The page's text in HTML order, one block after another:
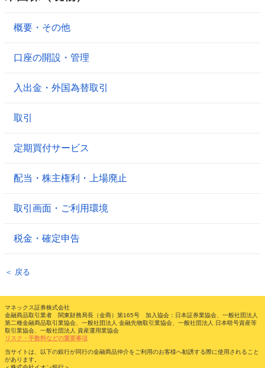
概要・その他
口座の開設・管理
入出金・外国為替取引
取引
定期買付サービス
配当・株主権利・上場廃止
取引画面・ご利用環境
税金・確定申告
＜ 戻る
マネックス証券株式会社
金融商品取引業者 関東財務局長（金商）第165号 加入協会：日本証券業協会、一般社団法人
第二種金融商品取引業協会、一般社団法人 金融先物取引業協会、一般社団法人 日本暗号資産等
取引業協会、一般社団法人 資産運用業協会
リスク・手数料などの重要事項
当サイトは、以下の銀行が同行の金融商品仲介をご利用のお客様へ勧誘する際に使用されること
があります。